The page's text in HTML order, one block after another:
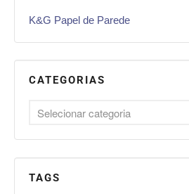
K&G Papel de Parede
CATEGORIAS
TAGS